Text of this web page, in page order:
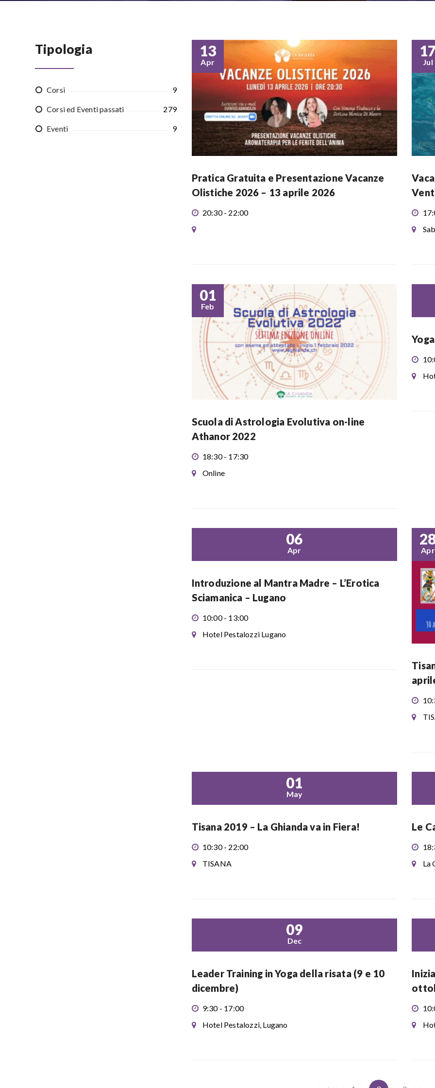
13
Apr
Pratica Gratuita e Presentazione Vacanze
Olistiche 2026 – 13 aprile 2026
20:30 - 22:00
Jul
01
Feb
Scuola di Astrologia Evolutiva on-line
Athanor 2022
18:30 - 17:30
Online
06
Apr
Introduzione al Mantra Madre – L’Erotica
Sciamanica – Lugano
10:00 - 13:00
Hotel Pestalozzi Lugano
Apr
01
May
Tisana 2019 – La Ghianda va in Fiera!
10:30 - 22:00
TISANA
Le
La
09
Dec
Leader Training in Yoga della risata (9 e 10
dicembre)
9:30 - 17:00
Hotel Pestalozzi, Lugano
Tipologia
Corsi 9
Corsi ed Eventi passati 279
Eventi 9